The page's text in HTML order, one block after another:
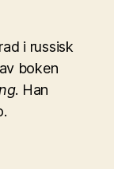
i russisk
boken
. Han